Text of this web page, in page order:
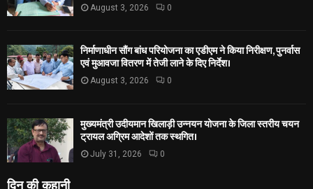
August 3, 2026 0
निर्माणाधीन सौंग बांध परियोजना का एडीएम ने किया निरीक्षण, पुनर्वास
एवं मुआवजा वितरण में तेजी लाने के दिए निर्देश।
August 3, 2026 0
मुख्यमंत्री उदीयमान खिलाड़ी उन्नयन योजना के जिला स्तरीय चयन
ट्रायल अग्रिम आदेशों तक स्थगित।
July 31, 2026 0
दिन की कहानी